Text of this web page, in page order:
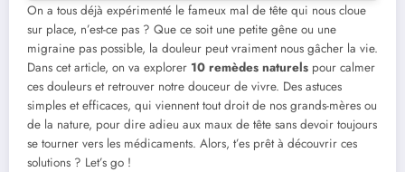
On a tous déjà expérimenté le fameux mal de tête qui nous cloue
sur place, n’est-ce pas ? Que ce soit une petite gêne ou une
migraine pas possible, la douleur peut vraiment nous gâcher la vie.
Dans cet article, on va explorer 10 remèdes naturels pour calmer
ces douleurs et retrouver notre douceur de vivre. Des astuces
simples et efficaces, qui viennent tout droit de nos grands-mères ou
de la nature, pour dire adieu aux maux de tête sans devoir toujours
se tourner vers les médicaments. Alors, t’es prêt à découvrir ces
solutions ? Let’s go !